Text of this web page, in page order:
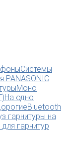
Системы
PANASONIC
Моно
На одно
Bluetooth
гарнитуры на
гарнитур